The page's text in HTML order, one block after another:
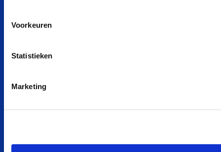
Voorkeuren
Statistieken
Marketing
Alle merken